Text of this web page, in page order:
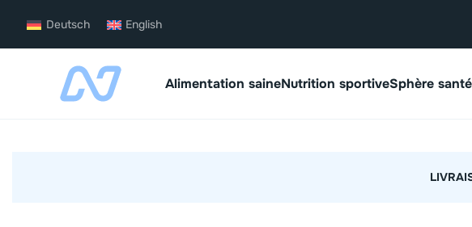
Deutsch English
Alimentation saineNutrition sportiveSphère santé